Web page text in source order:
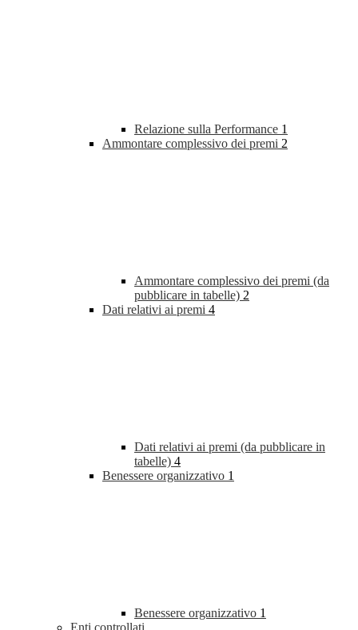
Relazione sulla Performance 1
Ammontare complessivo dei premi 2
Ammontare complessivo dei premi (da
pubblicare in tabelle) 2
Dati relativi ai premi 4
Dati relativi ai premi (da pubblicare in
tabelle) 4
Benessere organizzativo 1
Benessere organizzativo 1